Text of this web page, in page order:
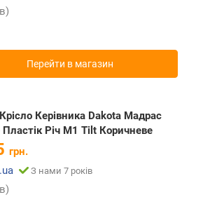
Перейти в магазин
Керівника Dakota Мадрас
Пластік Річ М1 Tilt Коричневе
грн.
З нами 7 років